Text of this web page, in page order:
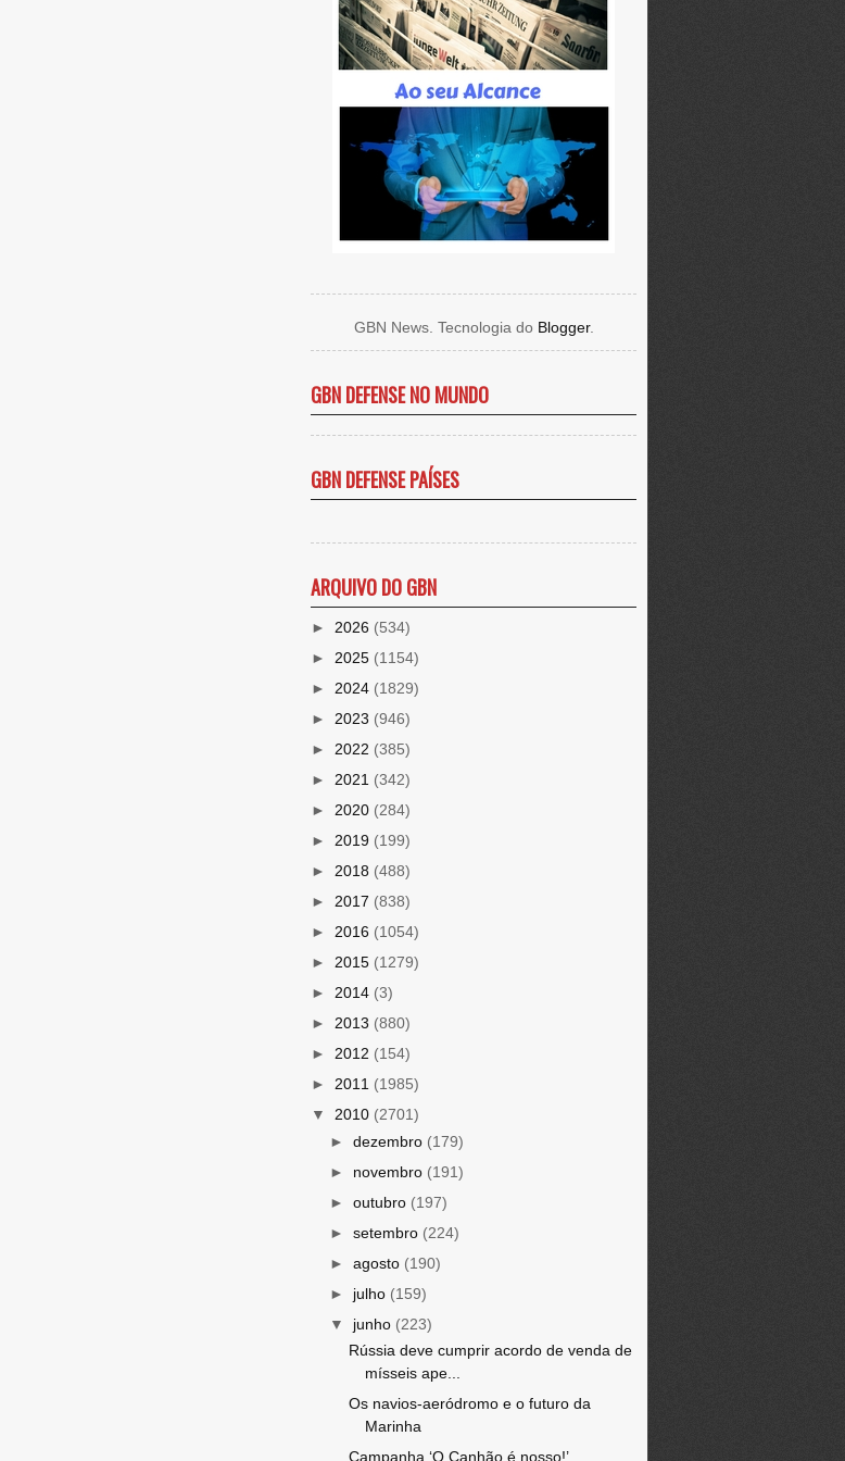
GBN News. Tecnologia do Blogger.
GBN DEFENSE NO MUNDO
GBN DEFENSE PAÍSES
ARQUIVO DO GBN
► 2026 (534)
► 2025 (1154)
► 2024 (1829)
► 2023 (946)
► 2022 (385)
► 2021 (342)
► 2020 (284)
► 2019 (199)
► 2018 (488)
► 2017 (838)
► 2016 (1054)
► 2015 (1279)
► 2014 (3)
► 2013 (880)
► 2012 (154)
► 2011 (1985)
▼ 2010 (2701)
► dezembro (179)
► novembro (191)
► outubro (197)
► setembro (224)
► agosto (190)
► julho (159)
▼ junho (223)
Rússia deve cumprir acordo de venda de
mísseis ape...
Os navios-aeródromo e o futuro da
Marinha
Campanha ‘O Canhão é nosso!’